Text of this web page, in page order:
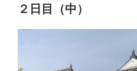
２日目（中）